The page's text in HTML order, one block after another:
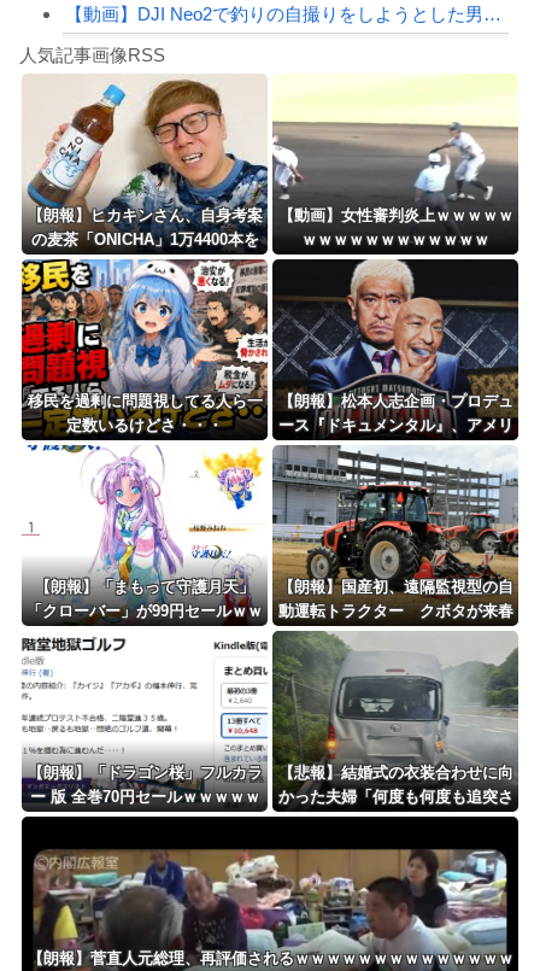
Powered by livedoor 相互RSS
【動画】DJI Neo2で釣りの自撮りをしようとした男の悲劇（ノ∇`）
しんのすけ「ギアスを手に入れたゾ」
8/4のニュース
日本旅行キャンセルすべきか…1万年ぶり史上最大級の火山の兆し＝韓国の反応
更新中止のお知らせ
海外「おめでとうタキ！」リヴァプール南野がバースデーゴール！！
Powered by livedoor 相互RSS
人気記事画像RSS
【朗報】ヒカキンさん、自身考案
の麦茶「ONICHA」1万4400本を
熊本県に発送ｗｗｗｗｗｗｗ
【動画】女性審判炎上ｗｗｗｗｗ
ｗｗｗｗｗｗｗｗｗｗｗｗ
移民を過剰に問題視してる人ら一
定数いるけどさ・・・
【朗報】松本人志企画・プロデュ
ース『ドキュメンタル』、アメリ
カで初の制作が決定！ 海外タイ
トル『LOL』として世界25ヶ国・
地域で展開
【朗報】「まもって守護月天」
「クローバー」が99円セールｗｗ
ｗｗｗｗｗｗｗｗｗｗ
【朗報】国産初、遠隔監視型の自
動運転トラクター クボタが来春
に発売！！！
【朗報】「ドラゴン桜」フルカラ
ー 版 全巻70円セールｗｗｗｗｗ
ｗｗｗ スポーツ漫画50％ポイン
【悲報】結婚式の衣装合わせに向
かった夫婦「何度も何度も追突さ
れ…何が目的か本当に理解できな
の追突
【朗報】菅直人元総理、再評価されるｗｗｗｗｗｗｗｗｗｗｗｗｗｗ